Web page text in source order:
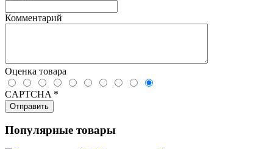
Комментарий
Оценка товара
CAPTCHA *
Популярные товары